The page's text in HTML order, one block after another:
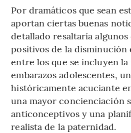
Por dramáticos que sean
aportan ciertas buenas
detallado resaltaría
positivos de la disminución
entre los que se incluyen
embarazos adolescentes,
históricamente acuciante
una mayor concienciación
anticonceptivos y una
realista de la paternidad.